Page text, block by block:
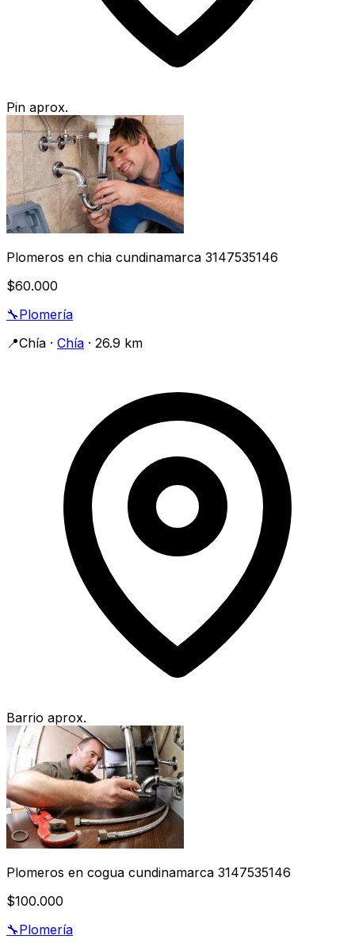
Pin aprox.
Plomeros en chia cundinamarca 3147535146
$60.000
🔧Plomería
📍Chía · Chía · 26.9 km
Barrio aprox.
Plomeros en cogua cundinamarca 3147535146
$100.000
🔧Plomería